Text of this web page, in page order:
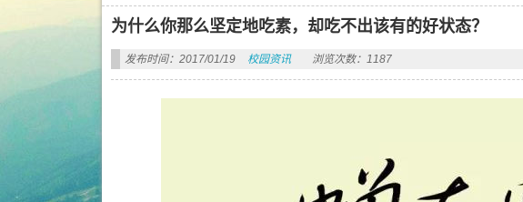
为什么你那么坚定地吃素，却吃不出该有的好状态？
发布时间：2017/01/19 校园资讯 浏览次数：1187